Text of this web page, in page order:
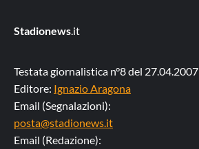
Stadionews .it
Testata giornalistica n°8 del 27.04.2007
Editore: Ignazio Aragona
Email (Segnalazioni):
posta@stadionews.it
Email (Redazione):